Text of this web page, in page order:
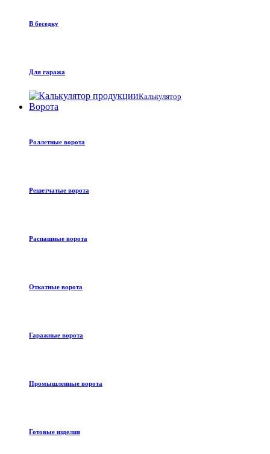
В беседку
Для гаража
Калькулятор
Ворота
Роллетные ворота
Решетчатые ворота
Распашные ворота
Откатные ворота
Гаражные ворота
Промышленные ворота
Готовые изделия